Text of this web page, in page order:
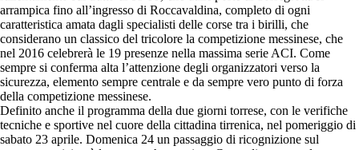
arrampica fino all’ingresso di Roccavaldina, completo di ogni
caratteristica amata dagli specialisti delle corse tra i birilli, che
considerano un classico del tricolore la competizione messinese, che
nel 2016 celebrerà le 19 presenze nella massima serie ACI. Come
sempre si conferma alta l’attenzione degli organizzatori verso la
sicurezza, elemento sempre centrale e da sempre vero punto di forza
della competizione messinese.
Definito anche il programma della due giorni torrese, con le verifiche
tecniche e sportive nel cuore della cittadina tirrenica, nel pomeriggio di
sabato 23 aprile. Domenica 24 un passaggio di ricognizione sul